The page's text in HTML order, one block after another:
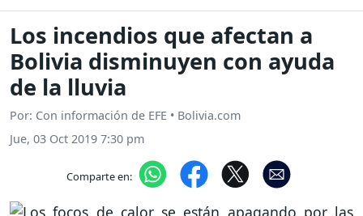
Los incendios que afectan a
Bolivia disminuyen con ayuda
de la lluvia
Por: Con información de EFE • Bolivia.com
Jue, 03 Oct 2019 7:30 pm
Comparte en: